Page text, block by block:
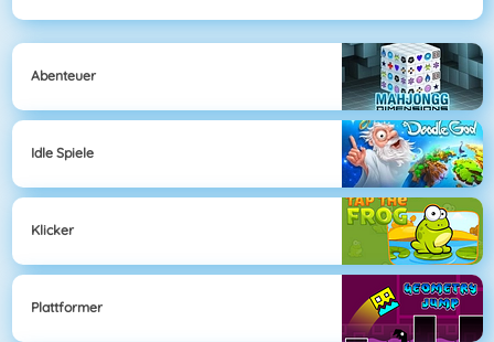
Abenteuer
Idle Spiele
Klicker
Plattformer